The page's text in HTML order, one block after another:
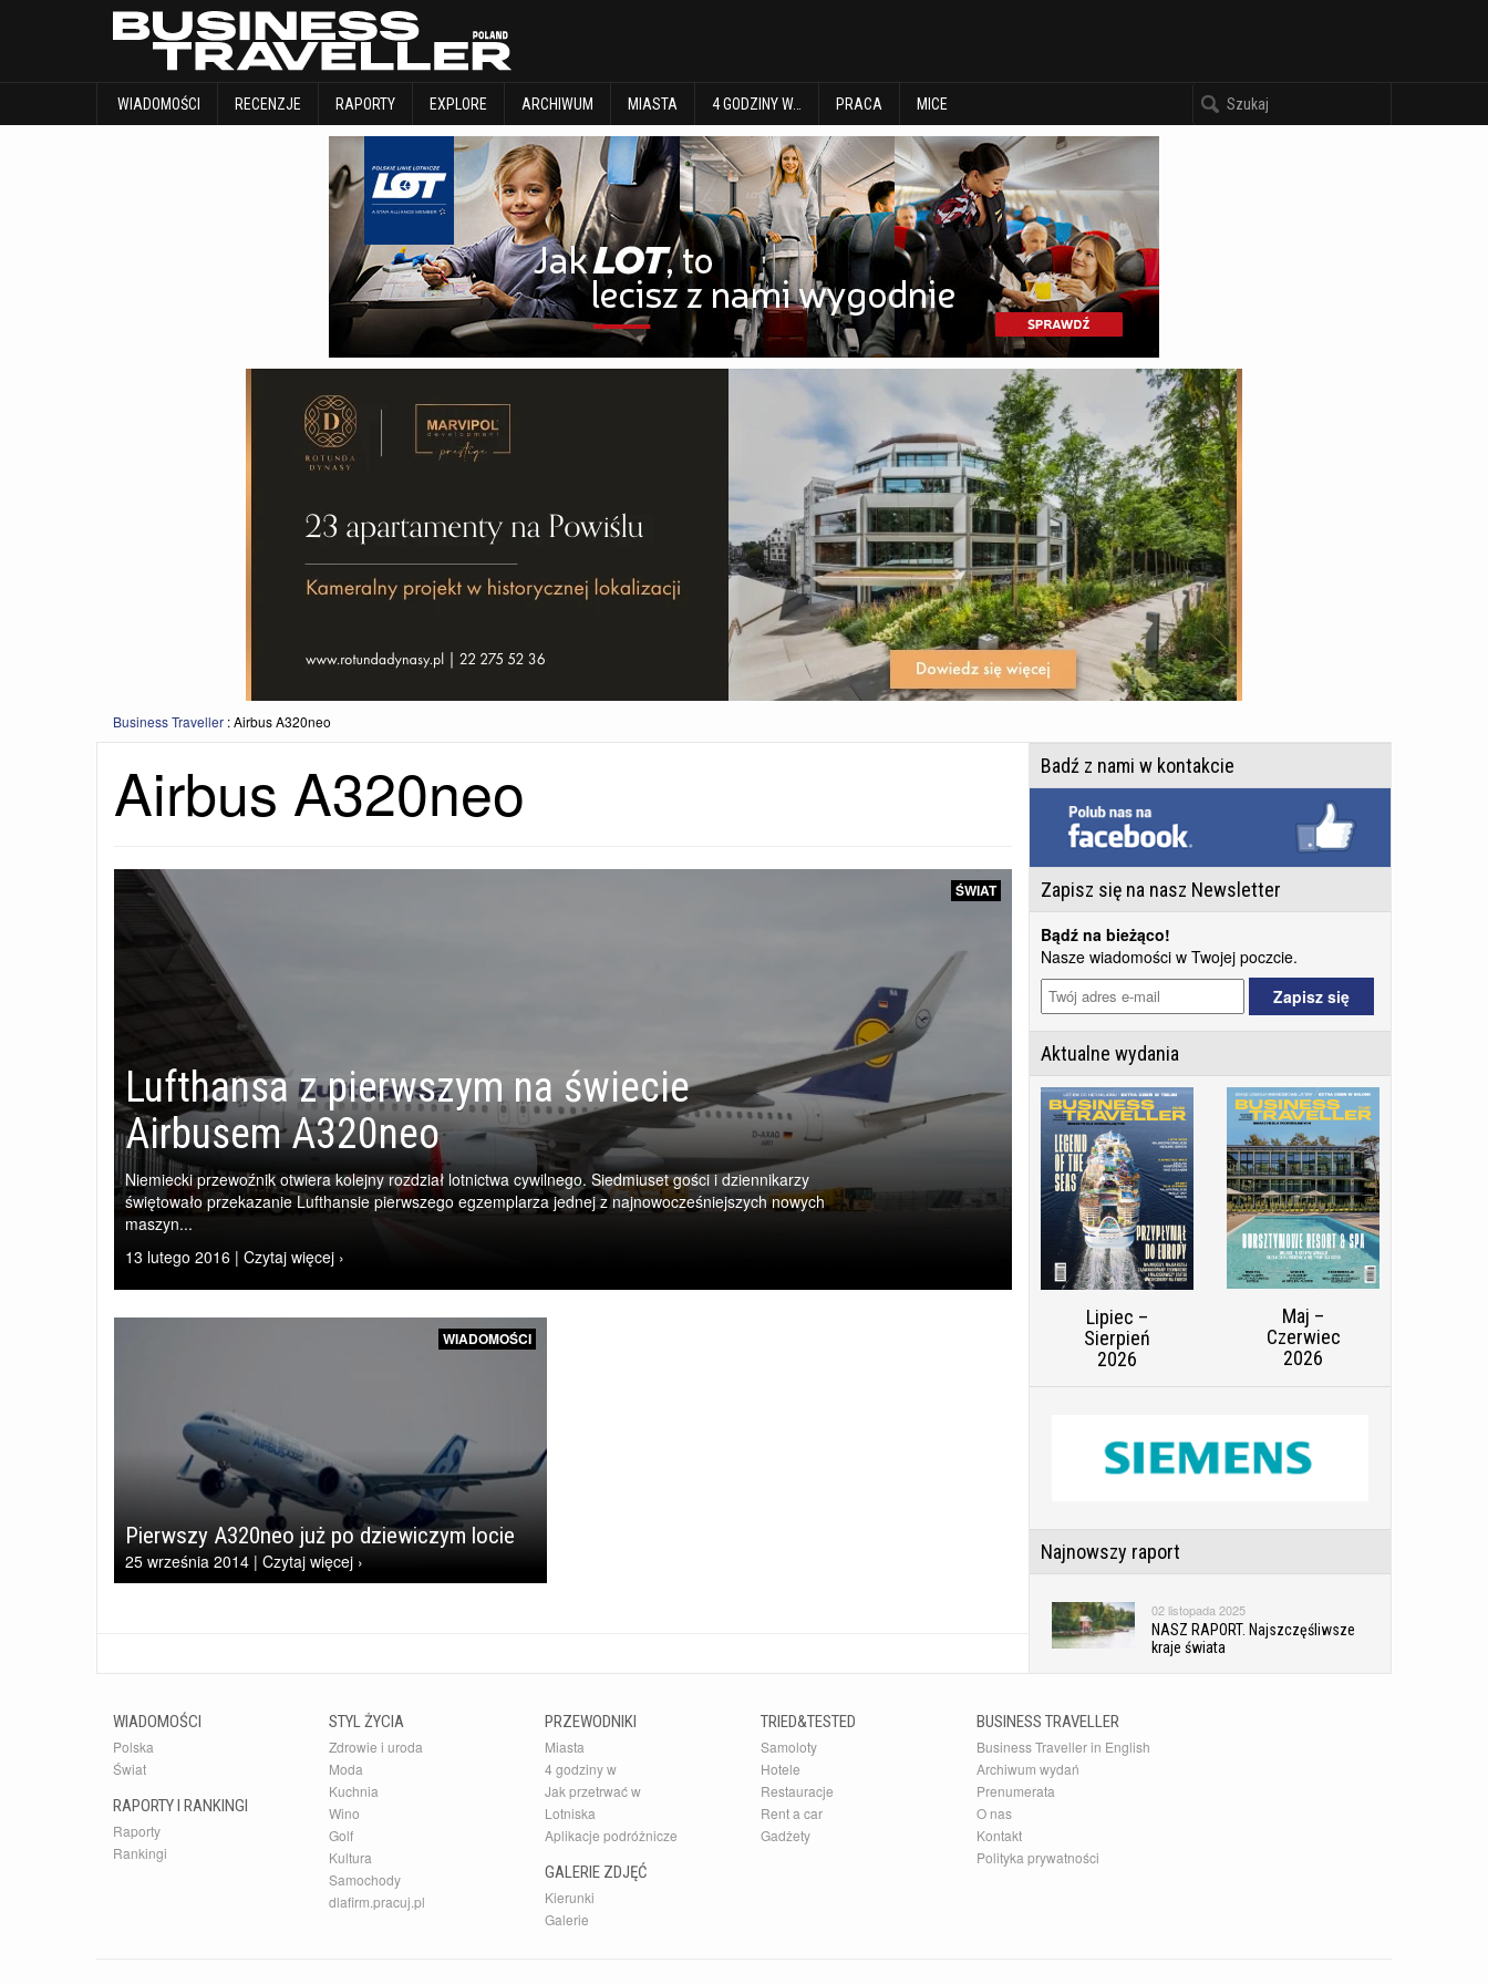
WIADOMOŚCI RECENZJE RAPORTY EXPLORE ARCHIWUM MIASTA 4 GODZINY W… PRACA MICE
WIADOMOŚCI RECENZJE
Business Traveller :Airbus A320neo
Airbus A320neo
ŚWIAT
Lufthansa z pierwszym na świecie
Airbusem A320neo
Niemiecki przewoźnik otwiera kolejny rozdział lotnictwa cywilnego. Siedmiuset gości i dziennikarzy
świętowało przekazanie Lufthansie pierwszego egzemplarza jednej z najnowocześniejszych nowych
maszyn...
13 lutego 2016 | Czytaj więcej ›
WIADOMOŚCI
Pierwszy A320neo już po dziewiczym locie
25 września 2014 | Czytaj więcej ›
Badź z nami w kontakcie
Zapisz się na nasz Newsletter
Bądź na bieżąco!
Nasze wiadomości w Twojej poczcie.
Aktualne wydania
Lipiec –
Sierpień
2026
Maj –
Czerwiec
2026
Najnowszy raport
02 listopada 2025
NASZ RAPORT. Najszczęśliwsze
kraje świata
Najnowszy Kierunek
WIADOMOŚCI
Polska
Świat
RAPORTY I RANKINGI
Raporty
Rankingi
STYL ŻYCIA
Zdrowie i uroda
Moda
Kuchnia
Wino
Golf
Kultura
Samochody
dlafirm.pracuj.pl
PRZEWODNIKI
Miasta
4 godziny w
Jak przetrwać w
Lotniska
Aplikacje podróżnicze
GALERIE ZDJĘĆ
Kierunki
Galerie
TRIED&TESTED
Samoloty
Hotele
Restauracje
Rent a car
Gadżety
BUSINESS TRAVELLER
Business Traveller in English
Archiwum wydań
Prenumerata
O nas
Kontakt
Polityka prywatności